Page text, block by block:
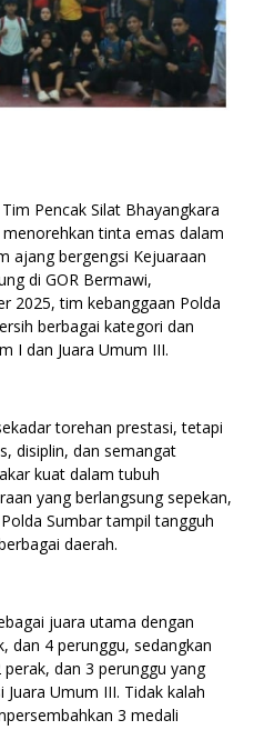
Pencak Silat Bhayangkara
tinta emas dalam
ajang bergengsi Kejuaraan
di GOR Bermawi,
2025, tim kebanggaan Polda
berbagai kategori dan
I dan Juara Umum III.
torehan prestasi, tetapi
disiplin, dan semangat
kuat dalam tubuh
yang berlangsung sepekan,
Sumbar tampil tangguh
daerah.
juara utama dengan
dan 4 perunggu, sedangkan
dan 3 perunggu yang
Umum III. Tidak kalah
3 medali